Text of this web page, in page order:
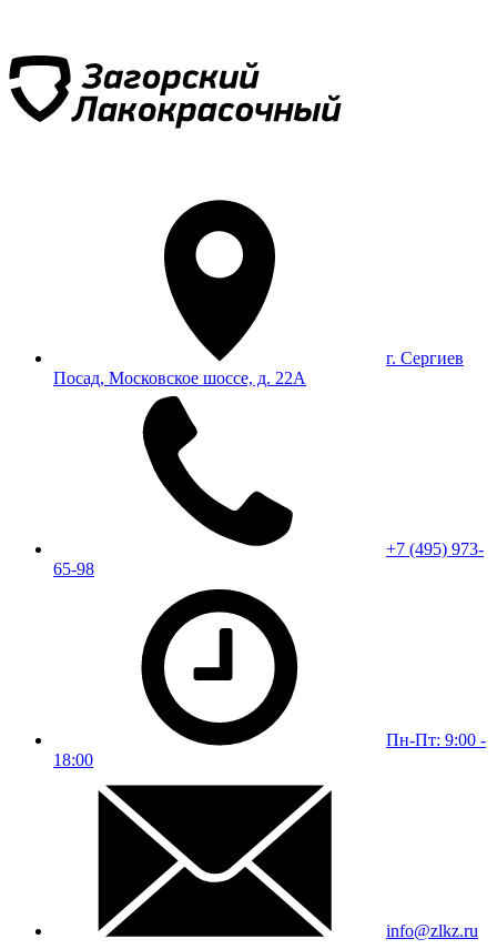
г. Сергиев
Посад, Московское шоссе, д. 22А
+7 (495) 973-
65-98
Пн-Пт: 9:00 -
18:00
info@zlkz.ru